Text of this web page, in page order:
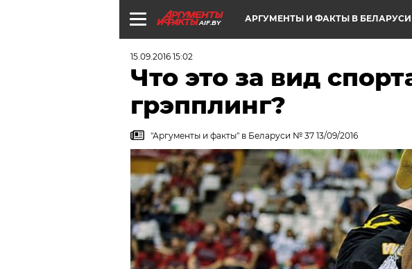
AIF.BY АРГУМЕНТЫ И ФАКТЫ В БЕЛАРУСИ
15.09.2016 15:02
Что это за вид
грэпплинг?
"Аргументы и факты" в Беларуси № 37 13/09/2016